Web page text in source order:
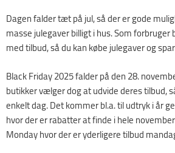
Dagen falder tæt på jul, så der er gode
masse julegaver billigt i hus. Som forbruger
med tilbud, så du kan købe julegaver og
Black Friday 2025 falder på den 28.
butikker vælger dog at udvide deres tilbud,
enkelt dag. Det kommer bl.a. til udtryk i år
hvor der er rabatter at finde i hele
Monday hvor der er yderligere tilbud